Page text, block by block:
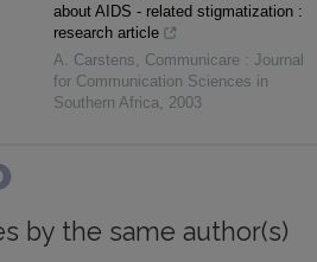
about AIDS - related stigmatization :
research article
A. Carstens, Communicare : Journal
for Communication Sciences in
Southern Africa, 2003
by the same author(s)